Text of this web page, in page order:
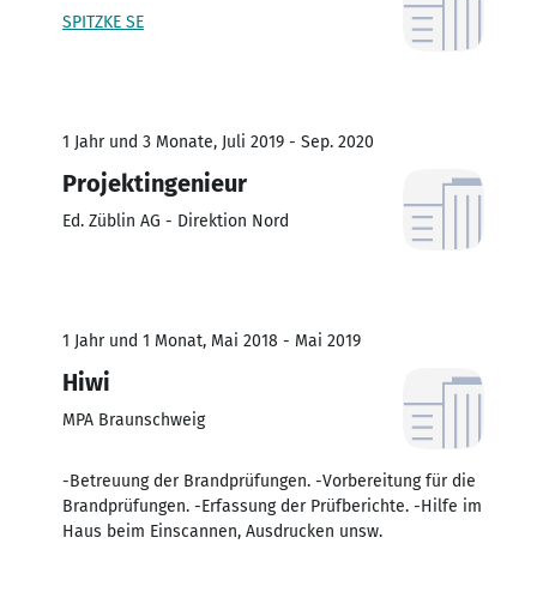
SPITZKE SE
1 Jahr und 3 Monate, Juli 2019 - Sep. 2020
Projektingenieur
Ed. Züblin AG - Direktion Nord
1 Jahr und 1 Monat, Mai 2018 - Mai 2019
Hiwi
MPA Braunschweig
-Betreuung der Brandprüfungen. -Vorbereitung für die
Brandprüfungen. -Erfassung der Prüfberichte. -Hilfe im
Haus beim Einscannen, Ausdrucken unsw.